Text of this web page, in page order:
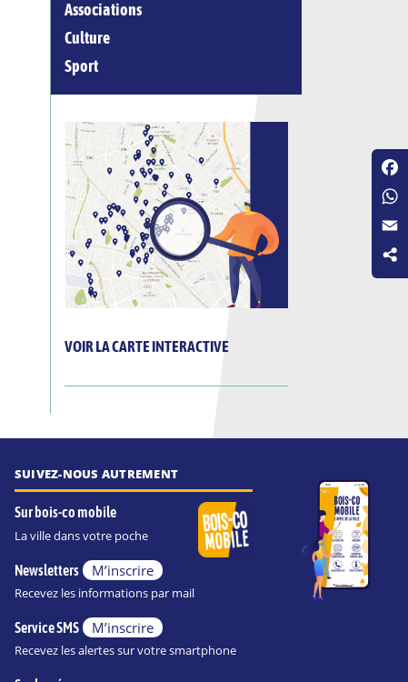
Associations
Culture
Sport
VOIR LA CARTE INTERACTIVE
SUIVEZ-NOUS AUTREMENT
Sur bois-co mobile
La ville dans votre poche
Newsletters M’inscrire
Recevez les informations par mail
Service SMS M’inscrire
Recevez les alertes sur votre smartphone